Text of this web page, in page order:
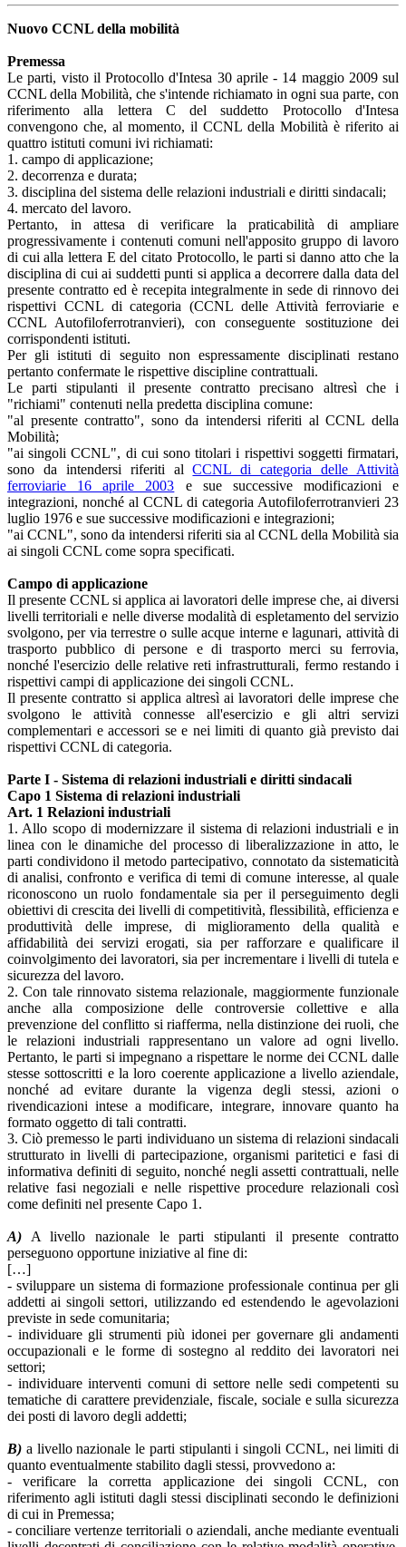
Nuovo CCNL della mobilità
Premessa
Le parti, visto il Protocollo d'Intesa 30 aprile - 14 maggio 2009 sul
CCNL della Mobilità, che s'intende richiamato in ogni sua parte, con
riferimento alla lettera C del suddetto Protocollo d'Intesa
convengono che, al momento, il CCNL della Mobilità è riferito ai
quattro istituti comuni ivi richiamati:
1. campo di applicazione;
2. decorrenza e durata;
3. disciplina del sistema delle relazioni industriali e diritti sindacali;
4. mercato del lavoro.
Pertanto, in attesa di verificare la praticabilità di ampliare
progressivamente i contenuti comuni nell'apposito gruppo di lavoro
di cui alla lettera E del citato Protocollo, le parti si danno atto che la
disciplina di cui ai suddetti punti si applica a decorrere dalla data del
presente contratto ed è recepita integralmente in sede di rinnovo dei
rispettivi CCNL di categoria (CCNL delle Attività ferroviarie e
CCNL Autofiloferrotranvieri), con conseguente sostituzione dei
corrispondenti istituti.
Per gli istituti di seguito non espressamente disciplinati restano
pertanto confermate le rispettive discipline contrattuali.
Le parti stipulanti il presente contratto precisano altresì che i
"richiami" contenuti nella predetta disciplina comune:
"al presente contratto", sono da intendersi riferiti al CCNL della
Mobilità;
"ai singoli CCNL", di cui sono titolari i rispettivi soggetti firmatari,
sono da intendersi riferiti alCCNL di categoria delle Attività
ferroviarie 16 aprile 2003 e sue successive modificazioni e
integrazioni, nonché al CCNL di categoria Autofiloferrotranvieri 23
luglio 1976 e sue successive modificazioni e integrazioni;
"ai CCNL", sono da intendersi riferiti sia al CCNL della Mobilità sia
ai singoli CCNL come sopra specificati.
Campo di applicazione
Il presente CCNL si applica ai lavoratori delle imprese che, ai diversi
livelli territoriali e nelle diverse modalità di espletamento del servizio
svolgono, per via terrestre o sulle acque interne e lagunari, attività di
trasporto pubblico di persone e di trasporto merci su ferrovia,
nonché l'esercizio delle relative reti infrastrutturali, fermo restando i
rispettivi campi di applicazione dei singoli CCNL.
Il presente contratto si applica altresì ai lavoratori delle imprese che
svolgono le attività connesse all'esercizio e gli altri servizi
complementari e accessori se e nei limiti di quanto già previsto dai
rispettivi CCNL di categoria.
Parte I - Sistema di relazioni industriali e diritti sindacali
Capo 1 Sistema di relazioni industriali
Art. 1 Relazioni industriali
1. Allo scopo di modernizzare il sistema di relazioni industriali e in
linea con le dinamiche del processo di liberalizzazione in atto, le
parti condividono il metodo partecipativo, connotato da sistematicità
di analisi, confronto e verifica di temi di comune interesse, al quale
riconoscono un ruolo fondamentale sia per il perseguimento degli
obiettivi di crescita dei livelli di competitività, flessibilità, efficienza e
produttività delle imprese, di miglioramento della qualità e
affidabilità dei servizi erogati, sia per rafforzare e qualificare il
coinvolgimento dei lavoratori, sia per incrementare i livelli di tutela e
sicurezza del lavoro.
2. Con tale rinnovato sistema relazionale, maggiormente funzionale
anche alla composizione delle controversie collettive e alla
prevenzione del conflitto si riafferma, nella distinzione dei ruoli, che
le relazioni industriali rappresentano un valore ad ogni livello.
Pertanto, le parti si impegnano a rispettare le norme dei CCNL dalle
stesse sottoscritti e la loro coerente applicazione a livello aziendale,
nonché ad evitare durante la vigenza degli stessi, azioni o
rivendicazioni intese a modificare, integrare, innovare quanto ha
formato oggetto di tali contratti.
3. Ciò premesso le parti individuano un sistema di relazioni sindacali
strutturato in livelli di partecipazione, organismi paritetici e fasi di
informativa definiti di seguito, nonché negli assetti contrattuali, nelle
relative fasi negoziali e nelle rispettive procedure relazionali così
come definiti nel presente Capo 1.
A) A livello nazionale le parti stipulanti il presente contratto
perseguono opportune iniziative al fine di:
[…]
- sviluppare un sistema di formazione professionale continua per gli
addetti ai singoli settori, utilizzando ed estendendo le agevolazioni
previste in sede comunitaria;
- individuare gli strumenti più idonei per governare gli andamenti
occupazionali e le forme di sostegno al reddito dei lavoratori nei
settori;
- individuare interventi comuni di settore nelle sedi competenti su
tematiche di carattere previdenziale, fiscale, sociale e sulla sicurezza
dei posti di lavoro degli addetti;
B) a livello nazionale le parti stipulanti i singoli CCNL, nei limiti di
quanto eventualmente stabilito dagli stessi, provvedono a:
- verificare la corretta applicazione dei singoli CCNL, con
riferimento agli istituti dagli stessi disciplinati secondo le definizioni
di cui in Premessa;
- conciliare vertenze territoriali o aziendali, anche mediante eventuali